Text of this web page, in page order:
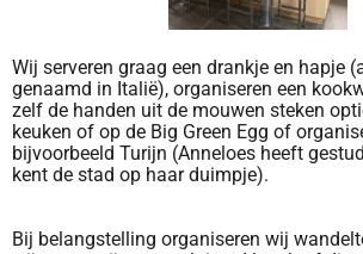
Wij serveren graag een drankje en hapje
genaamd in Italië), organiseren een
zelf de handen uit de mouwen steken
keuken of op de Big Green Egg of
bijvoorbeeld Turijn (Anneloes heeft
kent de stad op haar duimpje).
Bij belangstelling organiseren wij